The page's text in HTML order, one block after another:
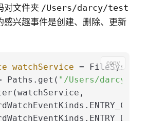
对文件夹 /Users/darcy/test
感兴趣事件是创建、删除、更新
watchService =
Paths.get( "/Users/darcy/
copy